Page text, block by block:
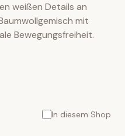
weißen Details an
mit
Bewegungsfreiheit.
In diesem Shop